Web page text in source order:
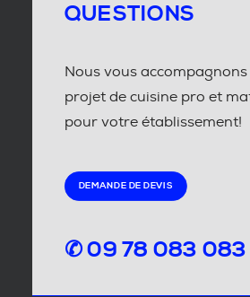
QUESTIONS
Nous vous
projet de cuisine pro et
pour votre établissement!
DEMANDE DE DEVIS
✆ 09 78 083 083